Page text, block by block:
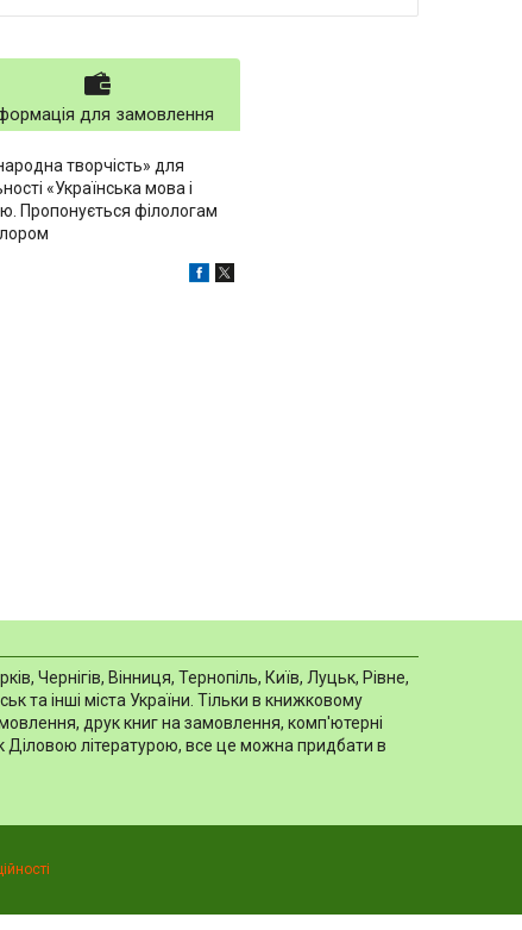
для замовлення
творчість» для
«Українська мова і
Пропонується філологам
Чернігів, Вінниця, Тернопіль, Київ, Луцьк, Рівне,
та інші міста України. Тільки в книжковому
друк книг на замовлення, комп'ютерні
Діловою літературою, все це можна придбати в